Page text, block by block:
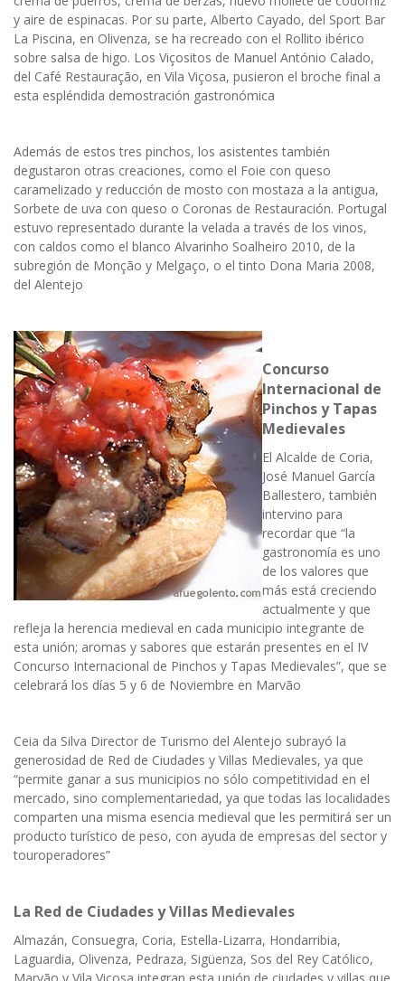
y aire de espinacas. Por su parte, Alberto Cayado, del Sport Bar
La Piscina, en Olivenza, se ha recreado con el Rollito ibérico
sobre salsa de higo. Los Viçositos de Manuel António Calado,
del Café Restauração, en Vila Viçosa, pusieron el broche final a
esta espléndida demostración gastronómica
Además de estos tres pinchos, los asistentes también
degustaron otras creaciones, como el Foie con queso
caramelizado y reducción de mosto con mostaza a la antigua,
Sorbete de uva con queso o Coronas de Restauración. Portugal
estuvo representado durante la velada a través de los vinos,
con caldos como el blanco Alvarinho Soalheiro 2010, de la
subregión de Monção y Melgaço, o el tinto Dona Maria 2008,
del Alentejo
Concurso
Internacional de
Pinchos y Tapas
Medievales
El Alcalde de Coria,
José Manuel García
Ballestero, también
intervino para
recordar que “la
gastronomía es uno
de los valores que
más está creciendo
actualmente y que
refleja la herencia medieval en cada municipio integrante de
esta unión; aromas y sabores que estarán presentes en el IV
Concurso Internacional de Pinchos y Tapas Medievales”, que se
celebrará los días 5 y 6 de Noviembre en Marvão
Ceia da Silva Director de Turismo del Alentejo subrayó la
generosidad de Red de Ciudades y Villas Medievales, ya que
“permite ganar a sus municipios no sólo competitividad en el
mercado, sino complementariedad, ya que todas las localidades
comparten una misma esencia medieval que les permitirá ser un
producto turístico de peso, con ayuda de empresas del sector y
touroperadores”
La Red de Ciudades y Villas Medievales
Almazán, Consuegra, Coria, Estella-Lizarra, Hondarribia,
Laguardia, Olivenza, Pedraza, Sigüenza, Sos del Rey Católico,